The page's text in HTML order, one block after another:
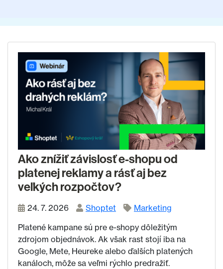
Ako znížiť závislosť e-shopu od
platenej reklamy a rásť aj bez
veľkých rozpočtov?
24. 7. 2026 Shoptet
Marketing
Platené kampane sú pre e-shopy dôležitým
zdrojom objednávok. Ak však rast stojí iba na
Google, Mete, Heureke alebo ďalších platených
kanáloch, môže sa veľmi rýchlo predražiť.